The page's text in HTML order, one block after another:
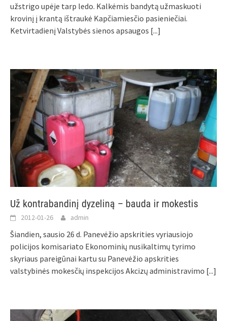
užstrigo upėje tarp ledo. Kalkėmis bandytą užmaskuoti
krovinį į krantą ištraukė Kapčiamiesčio pasieniečiai.
Ketvirtadienį Valstybės sienos apsaugos [...]
Už kontrabandinį dyzeliną – bauda ir mokestis
2012-01-26 admin
Šiandien, sausio 26 d. Panevėžio apskrities vyriausiojo
policijos komisariato Ekonominių nusikaltimų tyrimo
skyriaus pareigūnai kartu su Panevėžio apskrities
valstybinės mokesčių inspekcijos Akcizų administravimo [...]